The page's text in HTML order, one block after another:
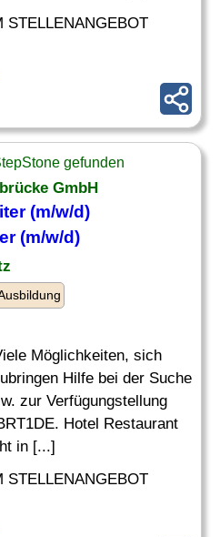
STELLENANGEBOT
gefunden
GmbH
(m/w/d)
(m/w/d)
Möglichkeiten, sich
Hilfe bei der Suche
zur Verfügungstellung
Hotel Restaurant
in [...]
STELLENANGEBOT